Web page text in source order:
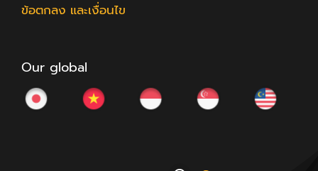
ข้อตกลง และเงื่อนไข
Our global